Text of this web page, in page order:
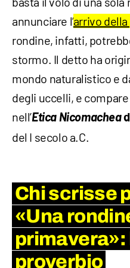
annunciare l’arrivo
rondine, infatti,
stormo. Il detto ha
mondo naturalistico e
degli uccelli, e
nell’Etica Nicomachea
del I secolo a.C.
Chi scrisse
«Una
primavera»:
proverbio